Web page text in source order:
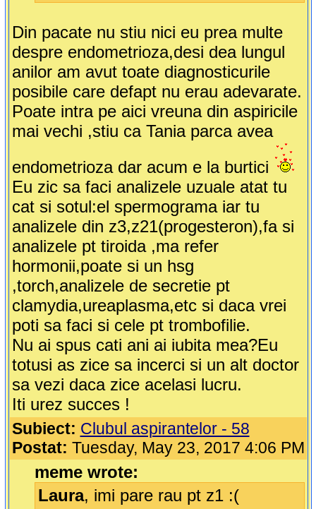
Din pacate nu stiu nici eu prea multe
despre endometrioza,desi dea lungul
anilor am avut toate diagnosticurile
posibile care defapt nu erau adevarate.
Poate intra pe aici vreuna din aspiricile
mai vechi ,stiu ca Tania parca avea
endometrioza dar acum e la burtici
Eu zic sa faci analizele uzuale atat tu
cat si sotul:el spermograma iar tu
analizele din z3,z21(progesteron),fa si
analizele pt tiroida ,ma refer
hormonii,poate si un hsg
,torch,analizele de secretie pt
clamydia,ureaplasma,etc si daca vrei
poti sa faci si cele pt trombofilie.
Nu ai spus cati ani ai iubita mea?Eu
totusi as zice sa incerci si un alt doctor
sa vezi daca zice acelasi lucru.
Iti urez succes !
Subiect: Clubul aspirantelor - 58
Postat: Tuesday, May 23, 2017 4:06 PM
meme wrote:
Laura, imi pare rau pt z1 :(